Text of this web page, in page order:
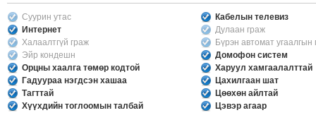
Суурин утас
Кабелын телевиз
Интернет
Дулаан граж
Халаалтгүй граж
Бүрэн автомат
Эйр кондешн
Домофон систем
Орцны хаалга төмөр кодтой
Харуул хамгаалалттай
Гадуураа нэгдсэн хашаа
Цахилгаан шат
Тагттай
Цөөхөн айлтай
Хүүхдийн тоглоомын талбай
Цэвэр агаар